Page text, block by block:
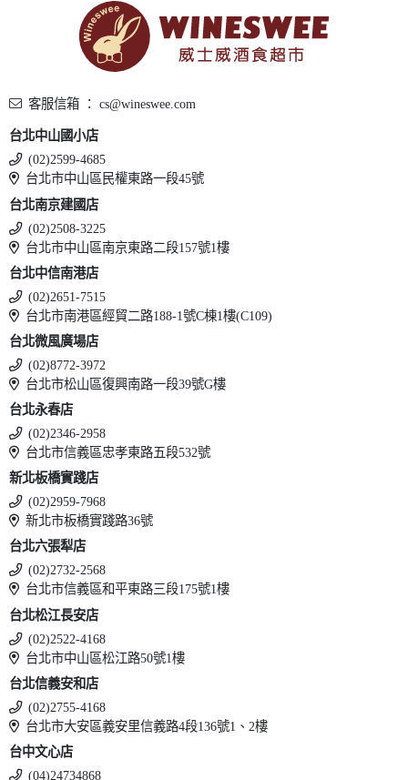
客服信箱 ： cs@wineswee.com
台北中山國小店
(02)2599-4685
台北市中山區民權東路一段45號
台北南京建國店
(02)2508-3225
台北市中山區南京東路二段157號1樓
台北中信南港店
(02)2651-7515
台北市南港區經貿二路188-1號C棟1樓(C109)
台北微風廣場店
(02)8772-3972
台北市松山區復興南路一段39號G樓
台北永春店
(02)2346-2958
台北市信義區忠孝東路五段532號
新北板橋實踐店
(02)2959-7968
新北市板橋實踐路36號
台北六張犁店
(02)2732-2568
台北市信義區和平東路三段175號1樓
台北松江長安店
(02)2522-4168
台北市中山區松江路50號1樓
台北信義安和店
(02)2755-4168
台北市大安區義安里信義路4段136號1、2樓
台中文心店
(04)24734868